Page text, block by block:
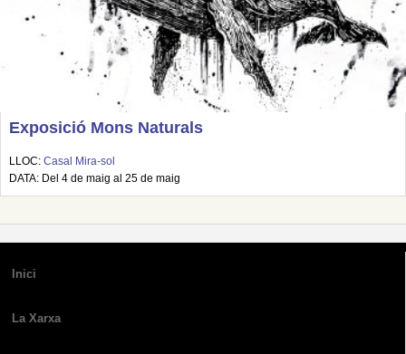
Exposició Mons Naturals
LLOC: Casal Mira-sol
DATA: Del 4 de maig al 25 de maig
Inici
La Xarxa